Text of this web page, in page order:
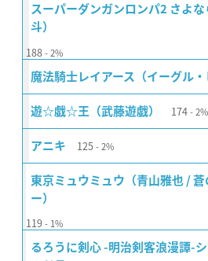
スーパーダンガンロンパ2 さよ
斗）
188 2%
魔法騎士レイアース（イーグル・
遊☆戯☆王（武藤遊戯） 174 2%
アニキ 125 2%
東京ミュウミュウ（青山雅也 /
ー）
119 1%
るろうに剣心 -明治剣客浪漫譚-シ